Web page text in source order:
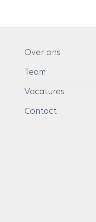
Over ons
Team
Vacatures
Contact